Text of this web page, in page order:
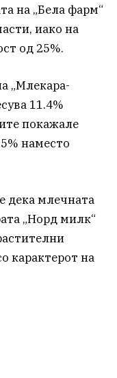
на „Бела фарм“
иако на
од 25%.
„Млекара-
11.4%
покажале
наместо
дека млечната
„Норд милк“
карактерот на